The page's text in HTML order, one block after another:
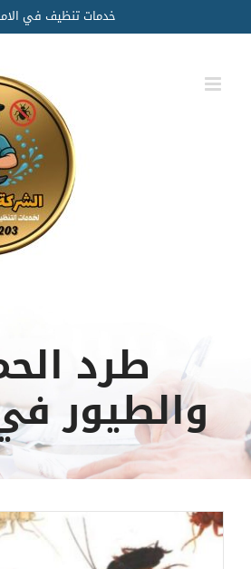
to
content
خدمات تنظيف في
طرد
والطيور